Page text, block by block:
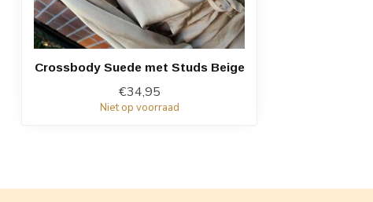
Crossbody Suede met Studs Beige
€34,95
Niet op voorraad